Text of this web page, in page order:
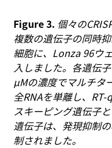
Figure 3. 個々の
複数の遺伝子の同時
細胞に、Lonza 96ウ
入しました。各遺伝
µMの濃度でマルチタ
全RNAを単離し、
スキーピング遺伝子
遺伝子は、発現抑制
制されました。